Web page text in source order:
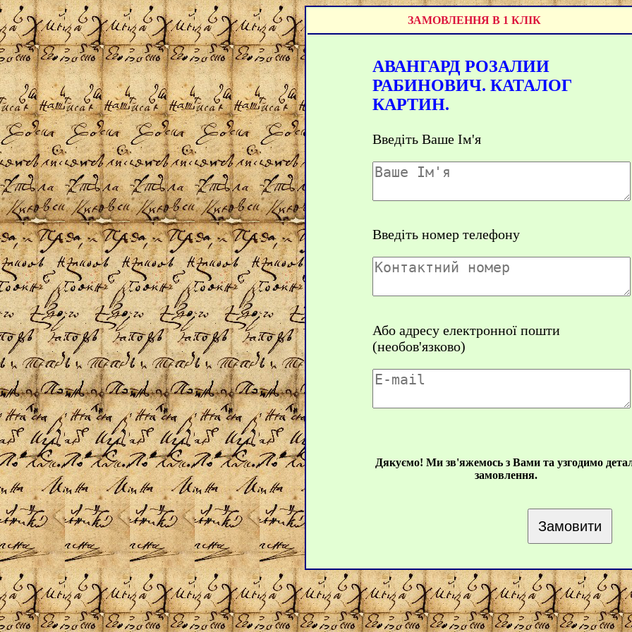
ЗАМОВЛЕННЯ В 1 КЛІК
АВАНГАРД РОЗАЛИИ
РАБИНОВИЧ. КАТАЛОГ
КАРТИН.
Введіть Ваше Ім'я
Введіть номер телефону
Або адресу електронної пошти
(необов'язково)
Дякуємо! Ми зв'яжемось з Вами та узгодимо
замовлення.